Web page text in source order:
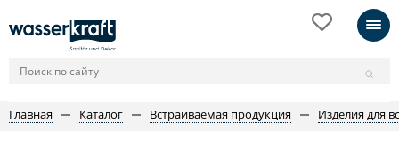
Главная Каталог Встраиваемая продукция Изделия для